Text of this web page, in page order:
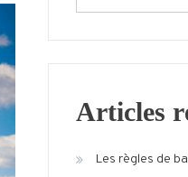
Articles
Les règles de